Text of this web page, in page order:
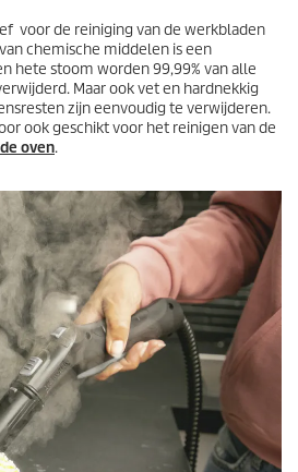
voor de reiniging van de werkbladen
chemische middelen is een
hete stoom worden 99,99% van alle
Maar ook vet en hardnekkig
zijn eenvoudig te verwijderen.
ook geschikt voor het reinigen van de
oven.